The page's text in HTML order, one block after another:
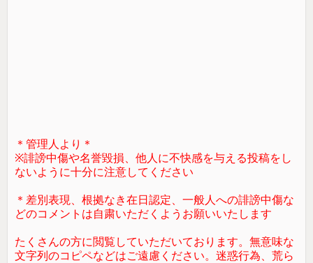
＊管理人より＊
※誹謗中傷や名誉毀損、他人に不快感を与える投稿をし
ないように十分に注意してください
＊差別表現、根拠なき在日認定、一般人への誹謗中傷な
どのコメントは自粛いただくようお願いいたします
たくさんの方に閲覧していただいております。無意味な
文字列のコピペなどはご遠慮ください。迷惑行為、荒ら